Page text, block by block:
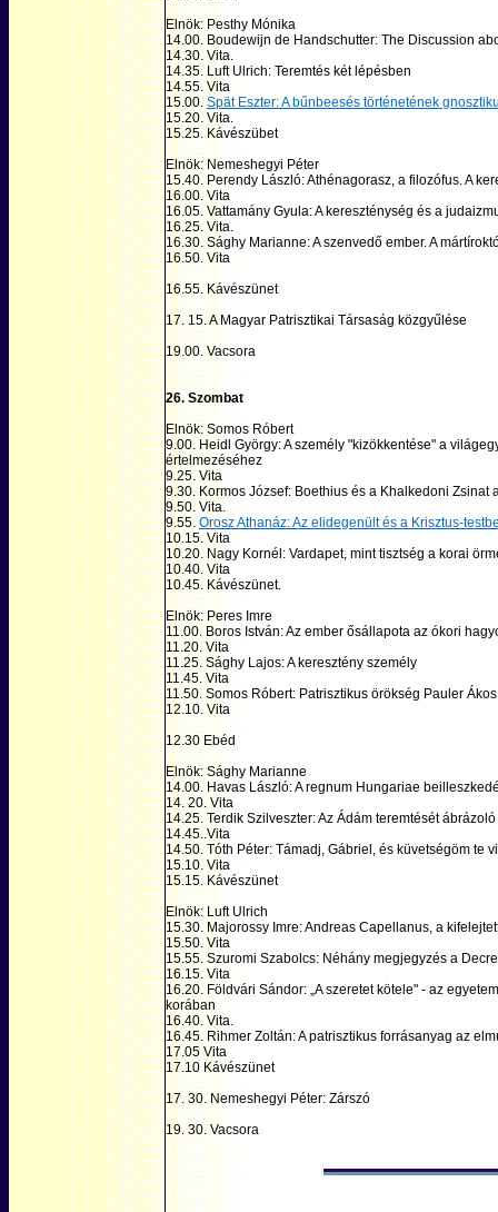
Elnök: Pesthy Mónika
14.00. Boudewijn de Handschutter: The Discussion
14.30. Vita.
14.35. Luft Ulrich: Teremtés két lépésben
14.55. Vita
15.00.Spät Eszter: A bűnbeesés történetének
15.20. Vita.
15.25. Kávészübet
Elnök: Nemeshegyi Péter
15.40. Perendy László: Athénagorasz, a filozófus. A
16.00. Vita
16.05. Vattamány Gyula: A kereszténység és a
16.25. Vita.
16.30. Sághy Marianne: A szenvedő ember. A
16.50. Vita
16.55. Kávészünet
17. 15. A Magyar Patrisztikai Társaság közgyűlése
19.00. Vacsora
26. Szombat
Elnök: Somos Róbert
9.00. Heidl György: A személy "kizökkentése" a
értelmezéséhez
9.25. Vita
9.30. Kormos József: Boethius és a Khalkedoni Zsinat
9.50. Vita.
9.55.Orosz Athanáz: Az elidegenült és a Krisztus-
10.15. Vita
10.20. Nagy Kornél: Vardapet, mint tisztség a korai
10.40. Vita
10.45. Kávészünet.
Elnök: Peres Imre
11.00. Boros István: Az ember ősállapota az ókori
11.20. Vita
11.25. Sághy Lajos: A keresztény személy
11.45. Vita
11.50. Somos Róbert: Patrisztikus örökség Pauler
12.10. Vita
12.30 Ebéd
Elnök: Sághy Marianne
14.00. Havas László: A regnum Hungariae
14. 20. Vita
14.25. Terdik Szilveszter: Az Ádám teremtését
14.45..Vita
14.50. Tóth Péter: Támadj, Gábriel, és küvetségöm te
15.10. Vita
15.15. Kávészünet
Elnök: Luft Ulrich
15.30. Majorossy Imre: Andreas Capellanus, a
15.50. Vita
15.55. Szuromi Szabolcs: Néhány megjegyzés a
16.15. Vita
16.20. Földvári Sándor: „A szeretet kötele" - az
korában
16.40. Vita.
16.45. Rihmer Zoltán: A patrisztikus forrásanyag az
17.05 Vita
17.10 Kávészünet
17. 30. Nemeshegyi Péter: Zárszó
19. 30. Vacsora